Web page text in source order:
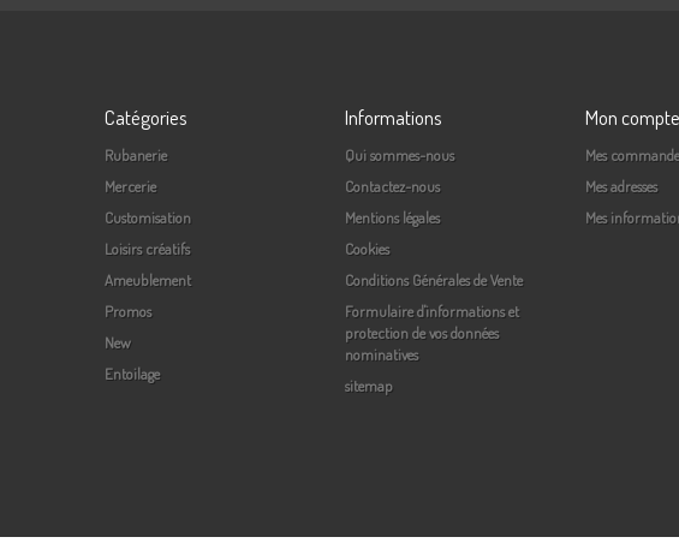
Catégories
Rubanerie
Mercerie
Customisation
Loisirs créatifs
Ameublement
Promos
New
Entoilage
Informations
Qui sommes-nous
Contactez-nous
Mentions légales
Cookies
Conditions Générales de Vente
Formulaire d'informations et
protection de vos données
nominatives
sitemap
Mon compte
Mes
Mes adresses
Mes